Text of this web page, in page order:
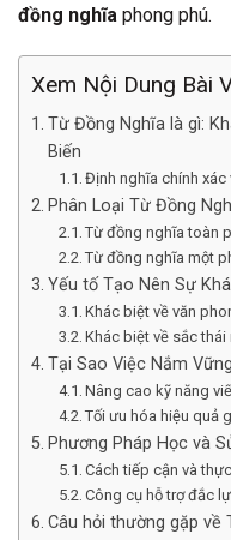
đồng nghĩa phong phú.
Xem Nội Dung Bài
Từ Đồng Nghĩa là gì:
Biến
Định nghĩa chính xác
Phân Loại Từ Đồng
Từ đồng nghĩa toàn
Từ đồng nghĩa một
Yếu tố Tạo Nên Sự
Khác biệt về văn
Khác biệt về sắc
Tại Sao Việc Nắm
Nâng cao kỹ năng
Tối ưu hóa hiệu quả
Phương Pháp Học và
Cách tiếp cận và
Công cụ hỗ trợ đắc
Câu hỏi thường gặp về